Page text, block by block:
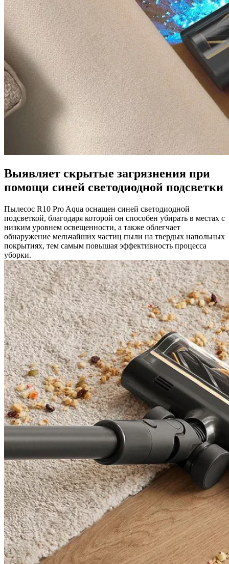
Выявляет скрытые загрязнения при
помощи синей светодиодной подсветки
Пылесос R10 Pro Aqua оснащен синей светодиодной
подсветкой, благодаря которой он способен убирать в местах с
низким уровнем освещенности, а также облегчает
обнаружение мельчайших частиц пыли на твердых напольных
покрытиях, тем самым повышая эффективность процесса
уборки.